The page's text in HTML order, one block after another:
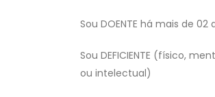
Sou DOENTE há mais de 02
Sou DEFICIENTE (físico,
ou intelectual)